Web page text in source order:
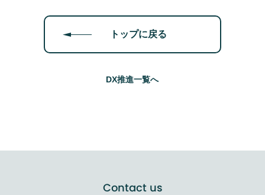
トップに戻る
DX推進一覧へ
Contact us